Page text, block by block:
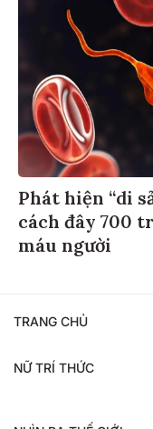
Phát hiện “di
cách đây 700
máu người
TRANG CHỦ
NỮ TRÍ THỨC